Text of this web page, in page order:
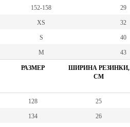
152-158 29
XS 32
S 40
M 43
РАЗМЕР
ШИРИНА РЕЗИНКИ,
СМ
128 25
134 26